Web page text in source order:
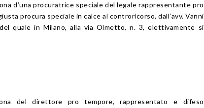
d’una procuratrice speciale del legale rappresentante pro
procura speciale in calce al controricorso, dall’avv. Vanni
quale in Milano, alla via Olmetto, n. 3, elettivamente si
del direttore pro tempore, rappresentato e difeso